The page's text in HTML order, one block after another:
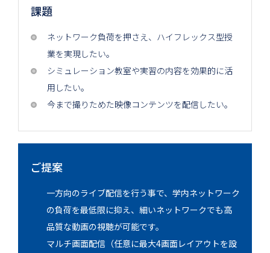
課題
ネットワーク負荷を押さえ、ハイフレックス型授
業を実現したい。
シミュレーション教室や実習の内容を効果的に活
用したい。
今まで撮りためた映像コンテンツを配信したい。
ご提案
一方向のライブ配信を行う事で、学内ネットワーク
の負荷を最低限に抑え、​細いネットワークでも高
品質な動画の視聴が可能です。
マルチ画面配信（任意に最大4画面レイアウトを設